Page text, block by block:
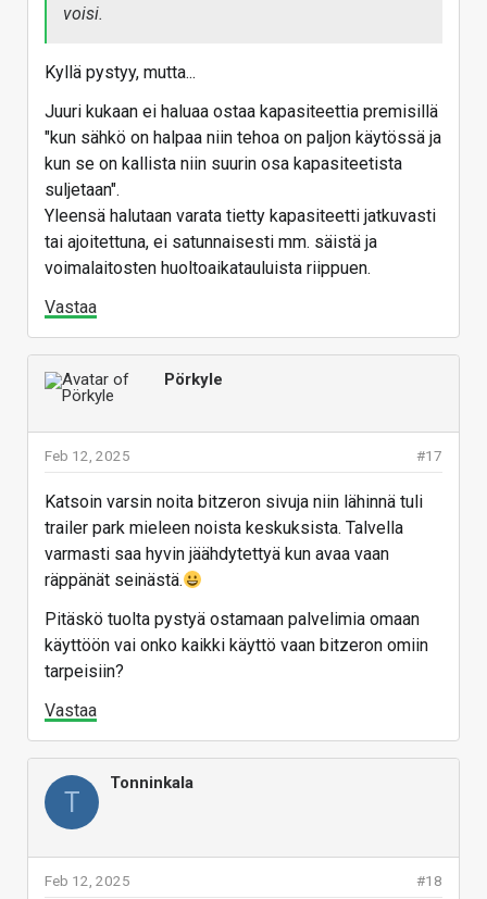
voisi.
Kyllä pystyy, mutta...
Juuri kukaan ei haluaa ostaa kapasiteettia premisillä
"kun sähkö on halpaa niin tehoa on paljon käytössä ja
kun se on kallista niin suurin osa kapasiteetista
suljetaan".
Yleensä halutaan varata tietty kapasiteetti jatkuvasti
tai ajoitettuna, ei satunnaisesti mm. säistä ja
voimalaitosten huoltoaikatauluista riippuen.
Vastaa
Pörkyle
#17
Feb 12, 2025
Katsoin varsin noita bitzeron sivuja niin lähinnä tuli
trailer park mieleen noista keskuksista. Talvella
varmasti saa hyvin jäähdytettyä kun avaa vaan
räppänät seinästä.
Pitäskö tuolta pystyä ostamaan palvelimia omaan
käyttöön vai onko kaikki käyttö vaan bitzeron omiin
tarpeisiin?
Vastaa
T
Tonninkala
#18
Feb 12, 2025